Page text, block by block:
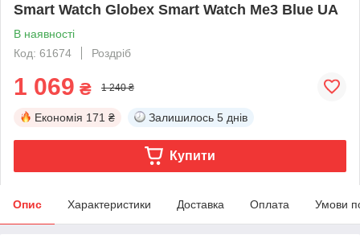
Smart Watch Globex Smart Watch Me3 Blue UA
В наявності
Код: 61674
Роздріб
1 069 ₴ 1 240 ₴
Економія 171 ₴ Залишилось 5 днів
Купити
Опис Характеристики Доставка Оплата Умови